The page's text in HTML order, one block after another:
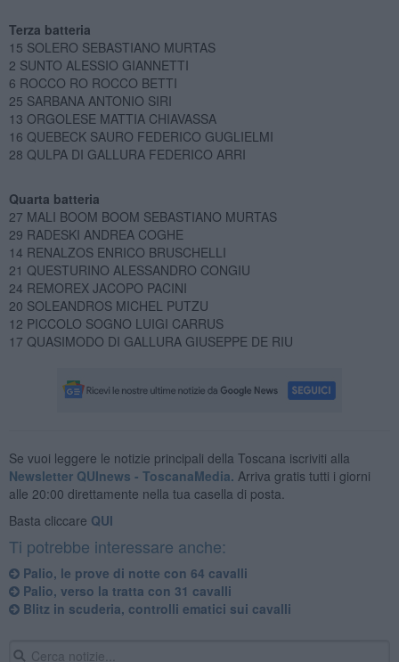
Terza batteria
15 SOLERO SEBASTIANO MURTAS
2 SUNTO ALESSIO GIANNETTI
6 ROCCO RO ROCCO BETTI
25 SARBANA ANTONIO SIRI
13 ORGOLESE MATTIA CHIAVASSA
16 QUEBECK SAURO FEDERICO GUGLIELMI
28 QULPA DI GALLURA FEDERICO ARRI
Quarta batteria
27 MALI BOOM BOOM SEBASTIANO MURTAS
29 RADESKI ANDREA COGHE
14 RENALZOS ENRICO BRUSCHELLI
21 QUESTURINO ALESSANDRO CONGIU
24 REMOREX JACOPO PACINI
20 SOLEANDROS MICHEL PUTZU
12 PICCOLO SOGNO LUIGI CARRUS
17 QUASIMODO DI GALLURA GIUSEPPE DE RIU
Se vuoi leggere le notizie principali della Toscana iscriviti alla
Newsletter QUInews - ToscanaMedia. Arriva gratis tutti i giorni
alle 20:00 direttamente nella tua casella di posta.
Basta cliccare QUI
Ti potrebbe interessare anche:
Palio, le prove di notte con 64 cavalli
Palio, verso la tratta con 31 cavalli
Blitz in scuderia, controlli ematici sui cavalli